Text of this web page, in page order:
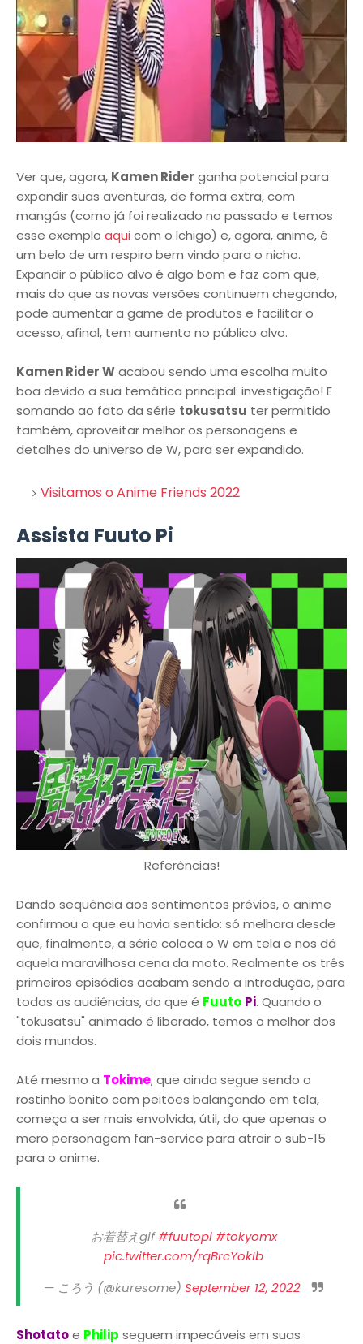
Ver que, agora, Kamen Rider ganha potencial para
expandir suas aventuras, de forma extra, com
mangás (como já foi realizado no passado e temos
esse exemplo aqui com o Ichigo) e, agora, anime, é
um belo de um respiro bem vindo para o nicho.
Expandir o público alvo é algo bom e faz com que,
mais do que as novas versões continuem chegando,
pode aumentar a game de produtos e facilitar o
acesso, afinal, tem aumento no público alvo.
Kamen Rider Wacabou sendo uma escolha muito
boa devido a sua temática principal: investigação! E
somando ao fato da série tokusatsu ter permitido
também, aproveitar melhor os personagens e
detalhes do universo de W, para ser expandido.
Visitamos o Anime Friends 2022
Assista Fuuto Pi
Referências!
Dando sequência aos sentimentos prévios, o anime
confirmou o que eu havia sentido: só melhora desde
que, finalmente, a série coloca o W em tela e nos dá
aquela maravilhosa cena da moto. Realmente os três
primeiros episódios acabam sendo a introdução, para
todas as audiências, do que é Fuuto Pi. Quando o
"tokusatsu" animado é liberado, temos o melhor dos
dois mundos.
Até mesmo a Tokime, que ainda segue sendo o
rostinho bonito com peitões balançando em tela,
começa a ser mais envolvida, útil, do que apenas o
mero personagem fan-service para atrair o sub-15
para o anime.
お着替えgif#fuutopi #tokyomx
pic.twitter.com/rqBrcYokIb
— ころう (@kuresome) September 12, 2022
Shotatoe Philip seguem impecáveis em suas